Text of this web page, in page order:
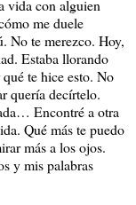
vida con alguien
me duele
No te merezco. Hoy,
Estaba llorando
te hice esto. No
quería decírtelo.
Encontré a otra
Qué más te puedo
más a los ojos.
y mis palabras